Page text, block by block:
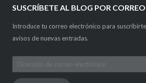
SUSCRÍBETE AL BLOG POR
Introduce tu correo electrónico para
avisos de nuevas entradas.
Dirección
de